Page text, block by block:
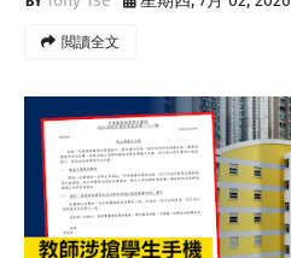
閲讀全文